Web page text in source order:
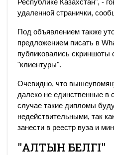
Республике Казахстан", -
удаленной странички,
Под объявлением также
предложением писать в
публиковались скриншоты
"клиентуры".
Очевидно, что
далеко не единственные
случае такие дипломы
недействительными, так
занести в реестр вуза и
"АЛТЫН БЕЛГІ"